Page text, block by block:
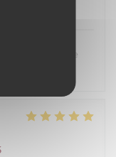
On ne peut que